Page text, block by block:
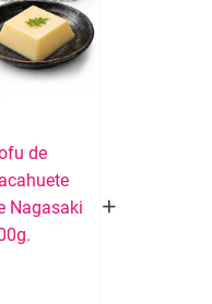
de
Nagasaki